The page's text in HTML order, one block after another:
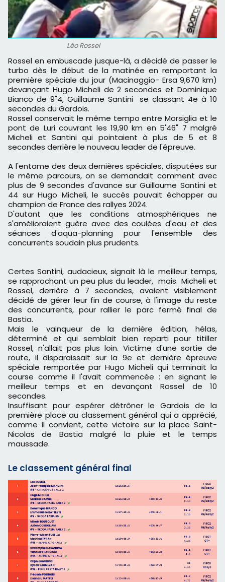
Léo Rossel
Rossel en embuscade jusque-là, a décidé de passer le
turbo dès le début de la matinée en remportant la
première spéciale du jour (Macinaggio- Ersa 9,670 km)
devançant Hugo Micheli de 2 secondes et Dominique
Bianco de 9"4, Guillaume Santini se classant 4e à 10
secondes du Gardois.
Rossel conservait le même tempo entre Morsiglia et le
pont de Luri couvrant les 19,90 km en 5'46" 7 malgré
Micheli et Santini qui pointaient à plus de 5 et 8
secondes derrière le nouveau leader de l'épreuve.
A l'entame des deux dernières spéciales, disputées sur
le même parcours, on se demandait comment avec
plus de 9 secondes d'avance sur Guillaume Santini et
44 sur Hugo Micheli, le succès pouvait échapper au
champion de France des rallyes 2024.
D'autant que les conditions atmosphériques ne
s'amélioraient guère avec des coulées d'eau et des
séances d'aqua-planning pour l'ensemble des
concurrents soudain plus prudents.
Certes Santini, audacieux, signait là le meilleur temps,
se rapprochant un peu plus du leader, mais Micheli et
Rossel, derrière à 7 secondes, avaient visiblement
décidé de gérer leur fin de course, à l'image du reste
des concurrents, pour rallier le parc fermé final de
Bastia.
Mais le vainqueur de la dernière édition, hélas,
déterminé et qui semblait bien reparti pour titiller
Rossel, n'allait pas plus loin. Victime d'une sortie de
route, il disparaissait sur la 9e et dernière épreuve
spéciale remportée par Hugo Micheli qui terminait la
course comme il l'avait commencée : en signant le
meilleur temps et en devançant Rossel de 10
secondes.
Insuffisant pour espérer détrôner le Gardois de la
première place au classement général qui a apprécié,
comme il convient, cette victoire sur la place Saint-
Nicolas de Bastia malgré la pluie et le temps
maussade.
Le classement général final